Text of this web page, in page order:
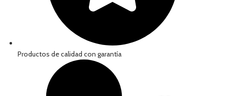
Productos de calidad con garantía